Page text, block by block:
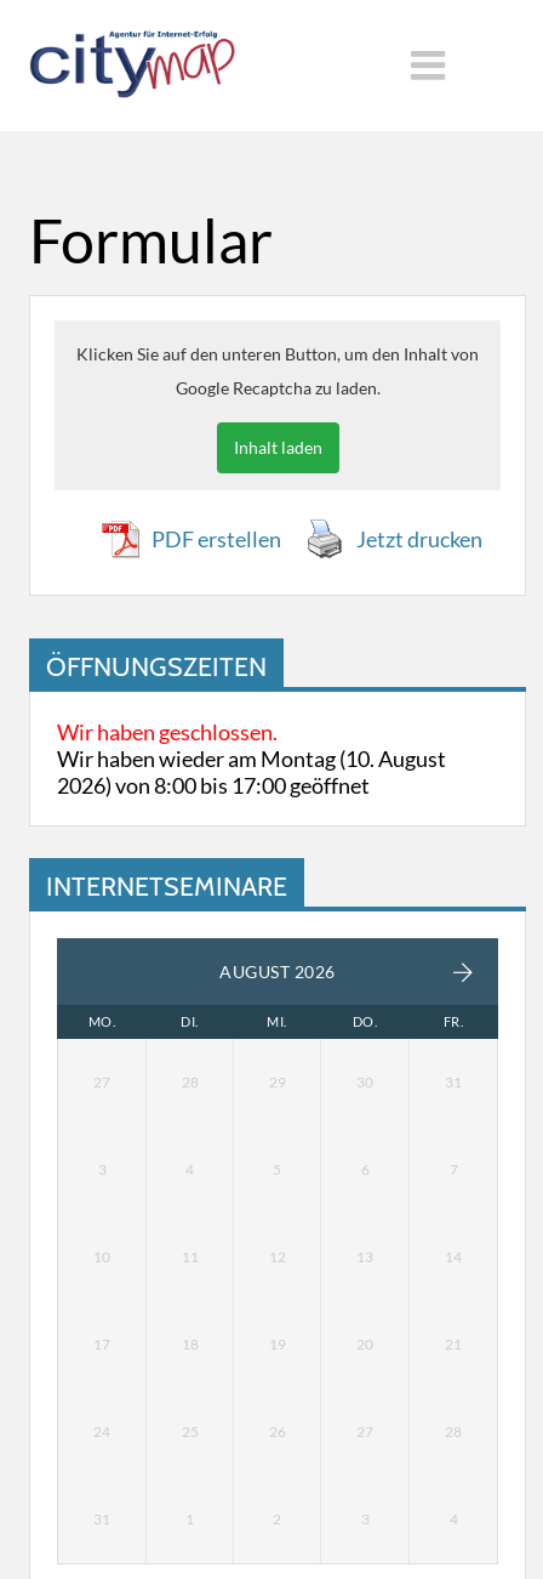
Formular
Klicken Sie auf den unteren Button, um den Inhalt von
Google Recaptcha zu laden.
Inhalt laden
PDF erstellen Jetzt drucken
ÖFFNUNGSZEITEN
Wir haben geschlossen.
Wir haben wieder am Montag (10. August
2026) von 8:00 bis 17:00 geöffnet
INTERNETSEMINARE
AUGUST 2026
MO. DI. MI. DO. FR.
27 28 29 30 31
3 4 5 6 7
10 11 12 13 14
17 18 19 20 21
24 25 26 27 28
31 1 2 3 4